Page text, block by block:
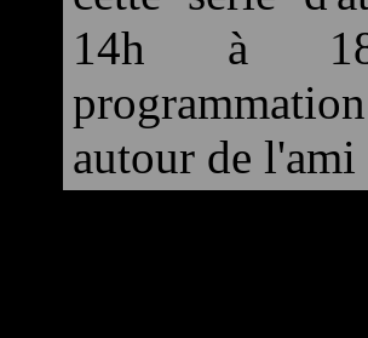
14h à
autour de